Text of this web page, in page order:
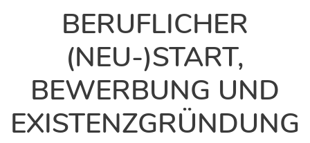
BERUFLICHER
(NEU-)START,
BEWERBUNG UND
EXISTENZGRÜNDUNG